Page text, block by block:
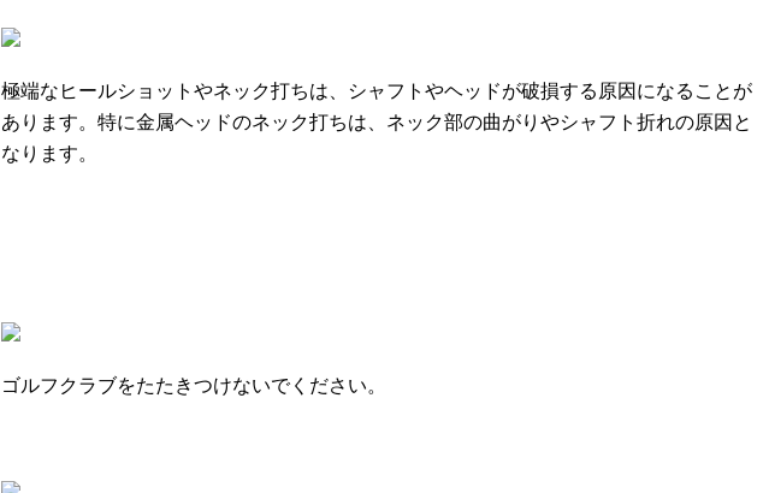
極端なヒールショットやネック打ちは、シャフトやヘッドが破損する原因になることが
あります。特に金属ヘッドのネック打ちは、ネック部の曲がりやシャフト折れの原因と
なります。
ゴルフクラブをたたきつけないでください。